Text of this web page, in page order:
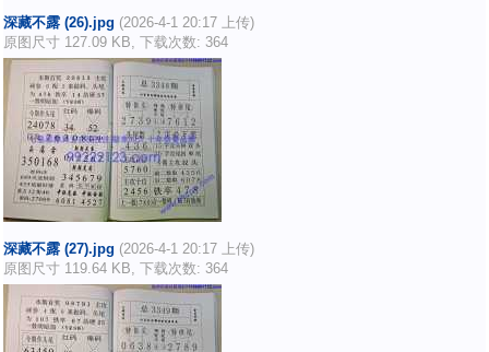
深藏不露 (26).jpg (2026-4-1 20:17 上传)
原图尺寸 127.09 KB, 下载次数: 364
深藏不露 (27).jpg (2026-4-1 20:17 上传)
原图尺寸 119.64 KB, 下载次数: 364